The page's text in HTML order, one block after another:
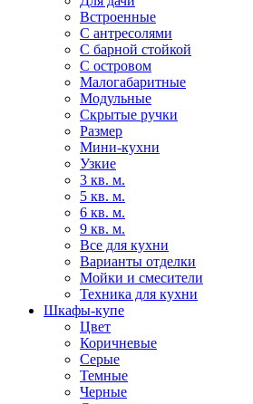
Встроенные
С антресолями
С барной стойкой
С островом
Малогабаритные
Модульные
Скрытые ручки
Размер
Мини-кухни
Узкие
3 кв. м.
5 кв. м.
6 кв. м.
9 кв. м.
Все для кухни
Варианты отделки
Мойки и смесители
Техника для кухни
Шкафы-купе
Цвет
Коричневые
Серые
Темные
Черные